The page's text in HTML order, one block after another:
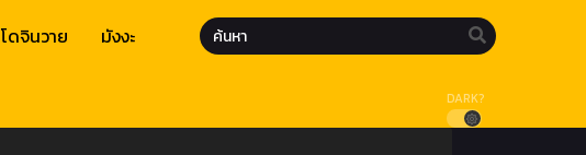
โดจินวาย มังงะ
DARK?